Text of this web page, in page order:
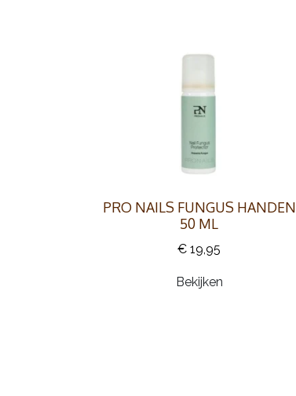
PRO NAILS FUNGUS HANDEN
50 ML
€ 19,95
Bekijken